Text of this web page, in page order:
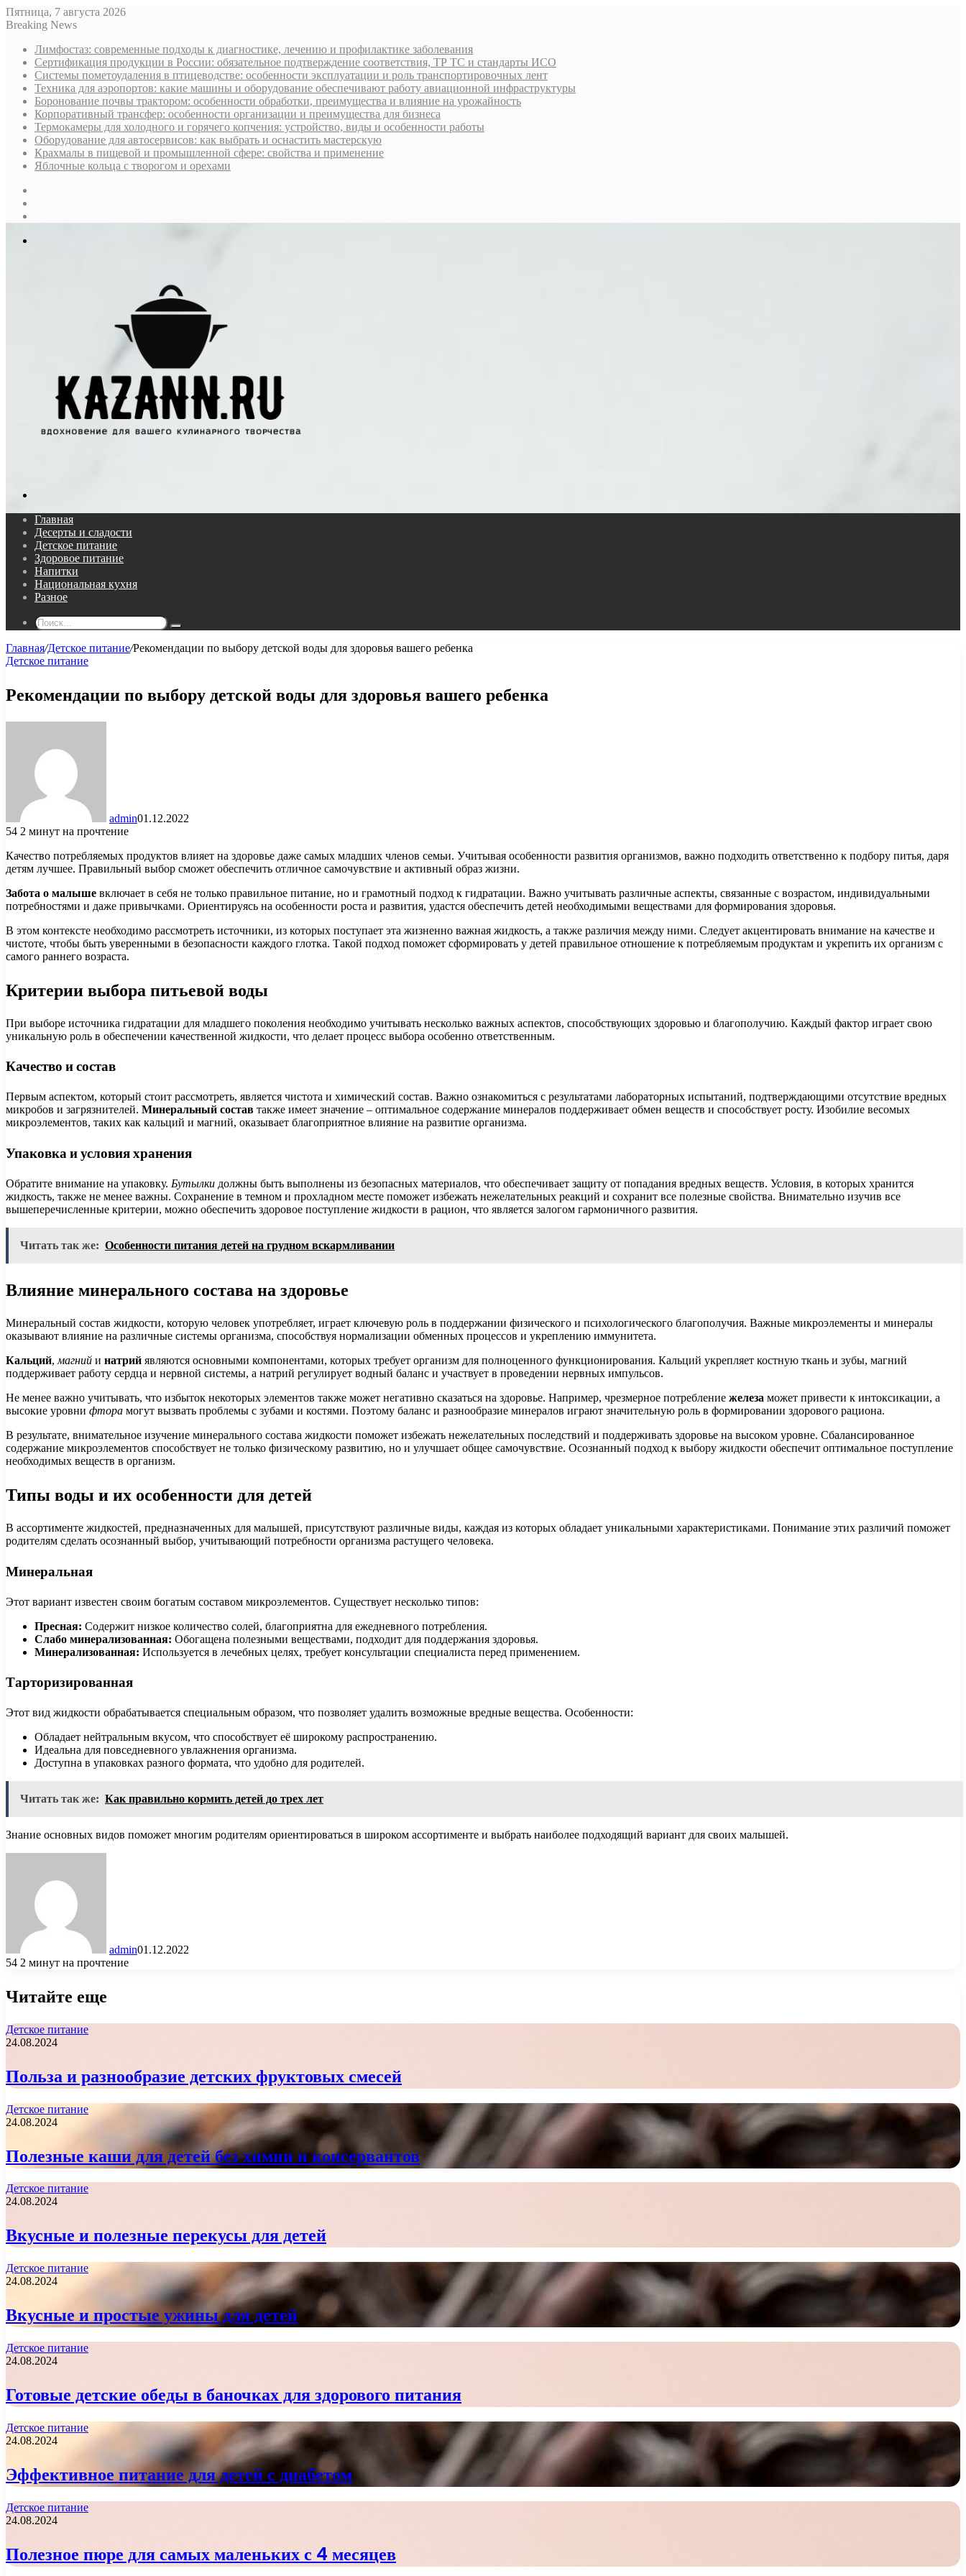
Пятница, 7 августа 2026
Breaking News
Лимфостаз: современные подходы к диагностике, лечению и профилактике заболевания
Сертификация продукции в России: обязательное подтверждение соответствия, ТР ТС и стандарты ИСО
Системы пометоудаления в птицеводстве: особенности эксплуатации и роль транспортировочных лент
Техника для аэропортов: какие машины и оборудование обеспечивают работу авиационной инфраструктуры
Боронование почвы трактором: особенности обработки, преимущества и влияние на урожайность
Корпоративный трансфер: особенности организации и преимущества для бизнеса
Термокамеры для холодного и горячего копчения: устройство, виды и особенности работы
Оборудование для автосервисов: как выбрать и оснастить мастерскую
Крахмалы в пищевой и промышленной сфере: свойства и применение
Яблочные кольца с творогом и орехами
Главная
Десерты и сладости
Детское питание
Здоровое питание
Напитки
Национальная кухня
Разное
Поиск...
Главная/Детское питание/Рекомендации по выбору детской воды для здоровья вашего ребенка
Детское питание
Рекомендации по выбору детской воды для здоровья вашего ребенка
admin01.12.2022
54 2 минут на прочтение
Качество потребляемых продуктов влияет на здоровье даже самых младших членов семьи. Учитывая особенности развития организмов, важно подходить ответственно к подбору питья, даря
детям лучшее. Правильный выбор сможет обеспечить отличное самочувствие и активный образ жизни.
Забота о малыше включает в себя не только правильное питание, но и грамотный подход к гидратации. Важно учитывать различные аспекты, связанные с возрастом, индивидуальными
потребностями и даже привычками. Ориентируясь на особенности роста и развития, удастся обеспечить детей необходимыми веществами для формирования здоровья.
В этом контексте необходимо рассмотреть источники, из которых поступает эта жизненно важная жидкость, а также различия между ними. Следует акцентировать внимание на качестве и
чистоте, чтобы быть уверенными в безопасности каждого глотка. Такой подход поможет сформировать у детей правильное отношение к потребляемым продуктам и укрепить их организм с
самого раннего возраста.
Критерии выбора питьевой воды
При выборе источника гидратации для младшего поколения необходимо учитывать несколько важных аспектов, способствующих здоровью и благополучию. Каждый фактор играет свою
уникальную роль в обеспечении качественной жидкости, что делает процесс выбора особенно ответственным.
Качество и состав
Первым аспектом, который стоит рассмотреть, является чистота и химический состав. Важно ознакомиться с результатами лабораторных испытаний, подтверждающими отсутствие вредных
микробов и загрязнителей. Минеральный состав также имеет значение – оптимальное содержание минералов поддерживает обмен веществ и способствует росту. Изобилие весомых
микроэлементов, таких как кальций и магний, оказывает благоприятное влияние на развитие организма.
Упаковка и условия хранения
Обратите внимание на упаковку. Бутылки должны быть выполнены из безопасных материалов, что обеспечивает защиту от попадания вредных веществ. Условия, в которых хранится
жидкость, также не менее важны. Сохранение в темном и прохладном месте поможет избежать нежелательных реакций и сохранит все полезные свойства. Внимательно изучив все
вышеперечисленные критерии, можно обеспечить здоровое поступление жидкости в рацион, что является залогом гармоничного развития.
Читать так же: Особенности питания детей на грудном вскармливании
Влияние минерального состава на здоровье
Минеральный состав жидкости, которую человек употребляет, играет ключевую роль в поддержании физического и психологического благополучия. Важные микроэлементы и минералы
оказывают влияние на различные системы организма, способствуя нормализации обменных процессов и укреплению иммунитета.
Кальций, магний и натрий являются основными компонентами, которых требует организм для полноценного функционирования. Кальций укрепляет костную ткань и зубы, магний
поддерживает работу сердца и нервной системы, а натрий регулирует водный баланс и участвует в проведении нервных импульсов.
Не менее важно учитывать, что избыток некоторых элементов также может негативно сказаться на здоровье. Например, чрезмерное потребление железа может привести к интоксикации, а
высокие уровни фтора могут вызвать проблемы с зубами и костями. Поэтому баланс и разнообразие минералов играют значительную роль в формировании здорового рациона.
В результате, внимательное изучение минерального состава жидкости поможет избежать нежелательных последствий и поддерживать здоровье на высоком уровне. Сбалансированное
содержание микроэлементов способствует не только физическому развитию, но и улучшает общее самочувствие. Осознанный подход к выбору жидкости обеспечит оптимальное поступление
необходимых веществ в организм.
Типы воды и их особенности для детей
В ассортименте жидкостей, предназначенных для малышей, присутствуют различные виды, каждая из которых обладает уникальными характеристиками. Понимание этих различий поможет
родителям сделать осознанный выбор, учитывающий потребности организма растущего человека.
Минеральная
Этот вариант известен своим богатым составом микроэлементов. Существует несколько типов:
Пресная: Содержит низкое количество солей, благоприятна для ежедневного потребления.
Слабо минерализованная: Обогащена полезными веществами, подходит для поддержания здоровья.
Минерализованная: Используется в лечебных целях, требует консультации специалиста перед применением.
Тарторизированная
Этот вид жидкости обрабатывается специальным образом, что позволяет удалить возможные вредные вещества. Особенности:
Обладает нейтральным вкусом, что способствует её широкому распространению.
Идеальна для повседневного увлажнения организма.
Доступна в упаковках разного формата, что удобно для родителей.
Читать так же: Как правильно кормить детей до трех лет
Знание основных видов поможет многим родителям ориентироваться в широком ассортименте и выбрать наиболее подходящий вариант для своих малышей.
admin01.12.2022
54 2 минут на прочтение
Читайте еще
Детское питание
24.08.2024
Польза и разнообразие детских фруктовых смесей
Детское питание
24.08.2024
Полезные каши для детей без химии и консервантов
Детское питание
24.08.2024
Вкусные и полезные перекусы для детей
Детское питание
24.08.2024
Вкусные и простые ужины для детей
Детское питание
24.08.2024
Готовые детские обеды в баночках для здорового питания
Детское питание
24.08.2024
Эффективное питание для детей с диабетом
Детское питание
24.08.2024
Полезное пюре для самых маленьких с 4 месяцев